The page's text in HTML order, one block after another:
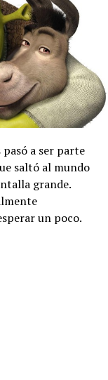
pasó a ser parte
saltó al mundo
grande.
un poco.